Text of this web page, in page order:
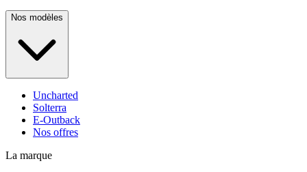
Nos modèles
Uncharted
Solterra
E-Outback
Nos offres
La marque